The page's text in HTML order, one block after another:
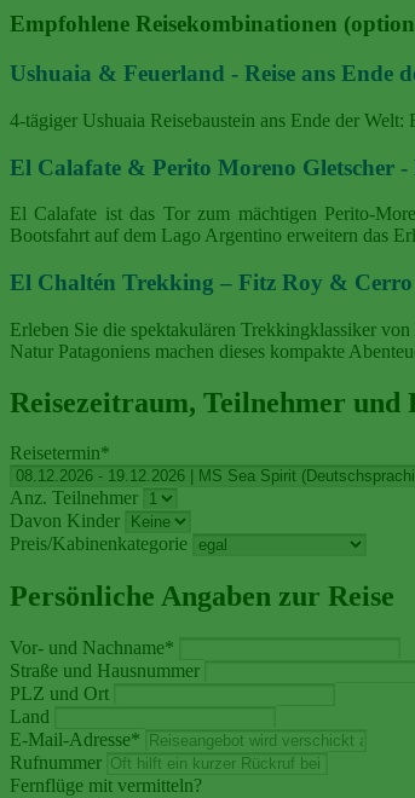
Empfohlene Reisekombinationen
Ushuaia & Feuerland - Reise ans Ende
4‑tägiger Ushuaia Reisebaustein ans Ende der
El Calafate & Perito Moreno Gletscher
El Calafate ist das Tor zum mächtigen
Bootsfahrt auf dem Lago Argentino erweitern das
El Chaltén Trekking – Fitz Roy &
Erleben Sie die spektakulären Trekkingklassiker
Natur Patagoniens machen dieses kompakte
Reisezeitraum, Teilnehmer und
Reisetermin*
Anz. Teilnehmer
Davon Kinder
Preis/Kabinenkategorie
Persönliche Angaben zur Reise
Vor- und Nachname*
Straße und Hausnummer
PLZ und Ort
Land
E-Mail-Adresse*
Rufnummer
Fernflüge mit vermitteln?